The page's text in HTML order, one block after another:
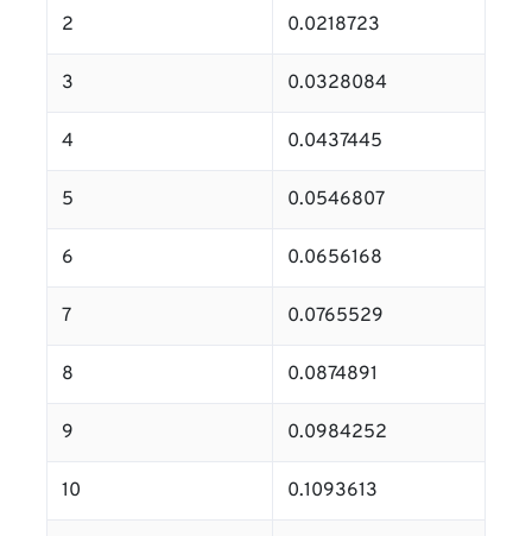
2 0.0218723
3 0.0328084
4 0.0437445
5 0.0546807
6 0.0656168
7 0.0765529
8 0.0874891
9 0.0984252
10 0.1093613